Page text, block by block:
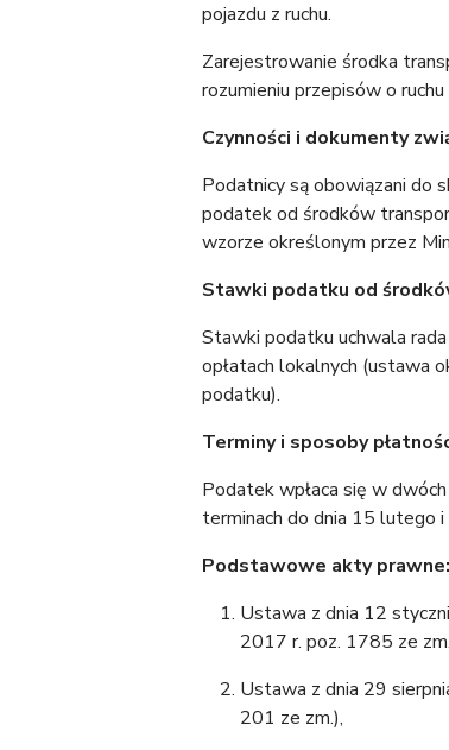
pojazdu z ruchu.
Zarejestrowanie środka
rozumieniu przepisów o
Czynności i dokumenty
Podatnicy są obowiązani do
podatek od środków
wzorze określonym przez
Stawki podatku od
Stawki podatku uchwala
opłatach lokalnych (ustawa
podatku).
Terminy i sposoby
Podatek wpłaca się w
terminach do dnia 15 lutego
Podstawowe akty prawne:
Ustawa z dnia 12
2017 r. poz. 1785 ze
Ustawa z dnia 29
201 ze zm.),